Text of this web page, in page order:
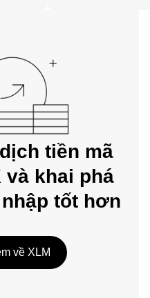
tiền mã
và khai phá
tốt hơn
về XLM